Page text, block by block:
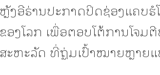
ຫຼັງອີຣ່ານປະກາດປິດຊ່ອງແຄບຮໍ
ຂອງໂລກ ເພື່ອຕອບໂຕ້ການໂຈ
ສະຫະລັດ ທີ່ຖຼ່ມເປົ້າໝາຍຫຼາຍແ